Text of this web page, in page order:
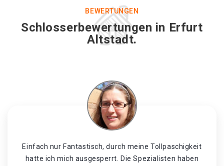
BEWERTUNGEN
Schlosserbewertungen in Erfurt
Altstadt.
Einfach nur Fantastisch, durch meine Tollpaschigkeit
hatte ich mich ausgesperrt. Die Spezialisten haben